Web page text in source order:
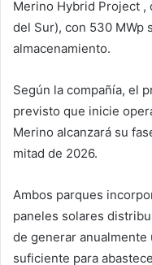
Merino Hybrid Project ,
del Sur), con 530 MWp
almacenamiento.
Según la compañía, el
previsto que inicie
Merino alcanzará su
mitad de 2026.
Ambos parques
paneles solares
de generar anualmente
suficiente para